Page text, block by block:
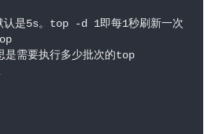
认是5s。top -d 1即每1秒刷新一次
是需要执行多少批次的top